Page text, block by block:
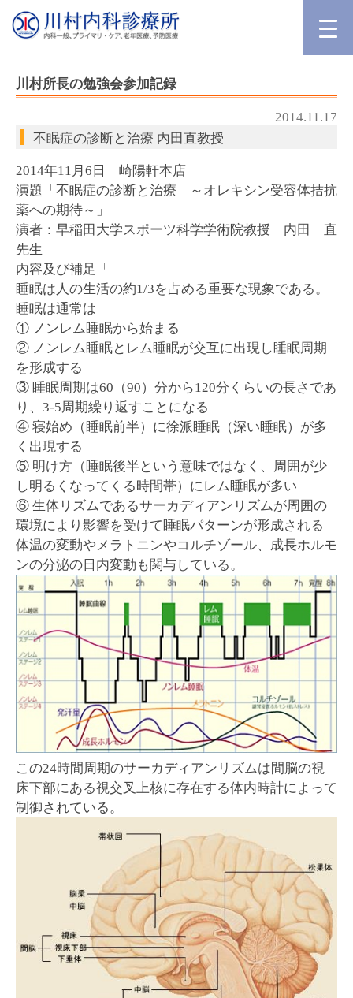
川村所長の勉強会参加記録
2014.11.17
不眠症の診断と治療 内田直教授
2014年11月6日 崎陽軒本店
演題「不眠症の診断と治療 ～オレキシン受容体拮抗
薬への期待～」
演者：早稲田大学スポーツ科学学術院教授 内田 直
先生
内容及び補足「
睡眠は人の生活の約1/3を占める重要な現象である。
睡眠は通常は
① ノンレム睡眠から始まる
② ノンレム睡眠とレム睡眠が交互に出現し睡眠周期
を形成する
③ 睡眠周期は60（90）分から120分くらいの長さであ
り、3-5周期繰り返すことになる
④ 寝始め（睡眠前半）に徐派睡眠（深い睡眠）が多
く出現する
⑤ 明け方（睡眠後半という意味ではなく、周囲が少
し明るくなってくる時間帯）にレム睡眠が多い
⑥ 生体リズムであるサーカディアンリズムが周囲の
環境により影響を受けて睡眠パターンが形成される
体温の変動やメラトニンやコルチゾール、成長ホルモ
ンの分泌の日内変動も関与している。
この24時間周期のサーカディアンリズムは間脳の視
床下部にある視交叉上核に存在する体内時計によって
制御されている。